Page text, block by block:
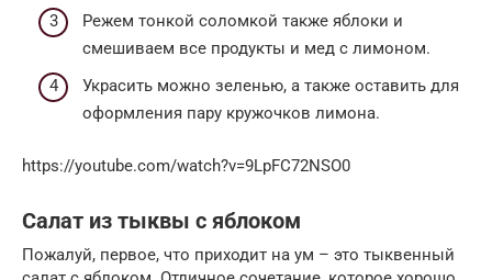
Режем тонкой соломкой также яблоки и
смешиваем все продукты и мед с лимоном.
Украсить можно зеленью, а также оставить для
оформления пару кружочков лимона.
https://youtube.com/watch?v=9LpFC72NSO0
Салат из тыквы с яблоком
Пожалуй, первое, что приходит на ум – это тыквенный